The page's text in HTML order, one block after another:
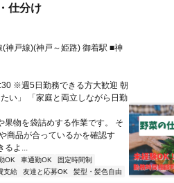
仕分け
神戸線)(神戸～姫路) 御着駅 ■神
※週5日勤務できる方大歓迎 朝
い」 「家庭と両立しながら日勤
果物を袋詰めする作業です。 そ
商品が合っているかを確認す
るよ...
OK 車通勤OK
固定時間制
支給 友達と応募OK 髪型・髪色自由